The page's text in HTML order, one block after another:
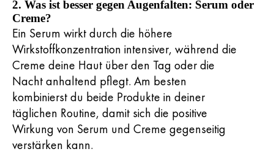
2. Was ist besser gegen Augenfalten: Serum oder
Creme?
Ein Serum wirkt durch die höhere
Wirkstoffkonzentration intensiver, während die
Creme deine Haut über den Tag oder die
Nacht anhaltend pflegt. Am besten
kombinierst du beide Produkte in deiner
täglichen Routine, damit sich die positive
Wirkung von Serum und Creme gegenseitig
verstärken kann.